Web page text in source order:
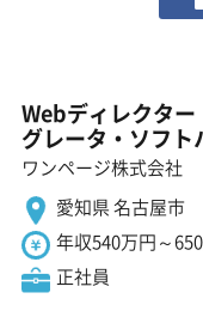
Webディレクタ
グレータ・ソフト
ワンページ株式会社
愛知県 名古屋市
年収540万円～
正社員